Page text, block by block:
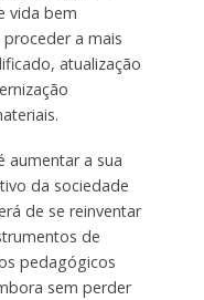
vida bem
a mais
atualização
aumentar a sua
da sociedade
de se reinventar
de
pedagógicos
sem perder